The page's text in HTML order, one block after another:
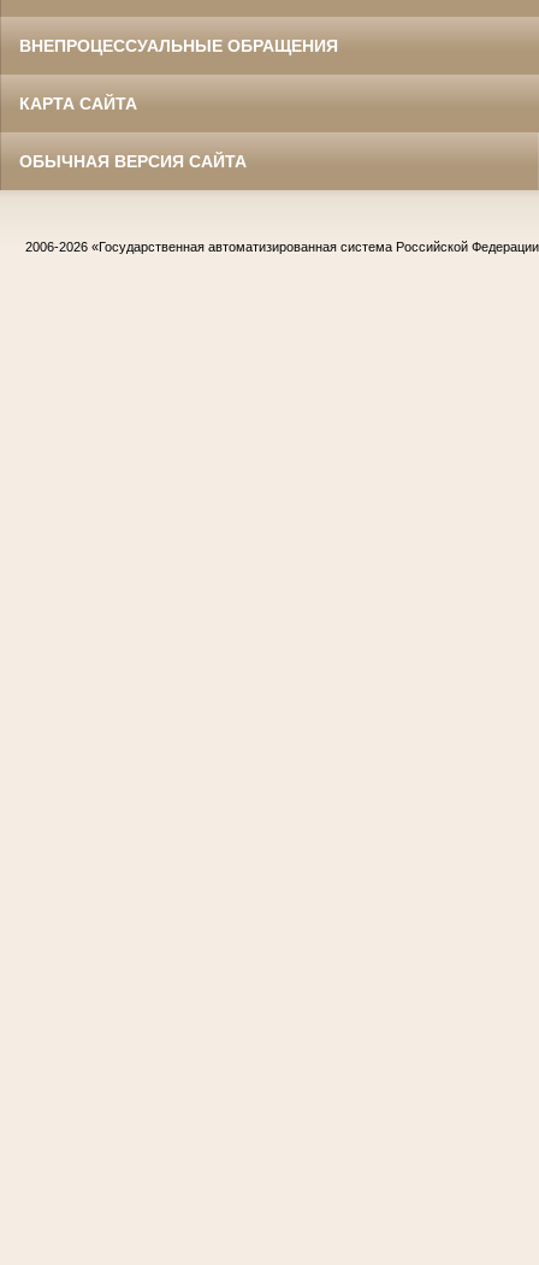
ВНЕПРОЦЕССУАЛЬНЫЕ ОБРАЩЕНИЯ
КАРТА САЙТА
ОБЫЧНАЯ ВЕРСИЯ САЙТА
2006-2026 «Государственная автоматизированная система Российской